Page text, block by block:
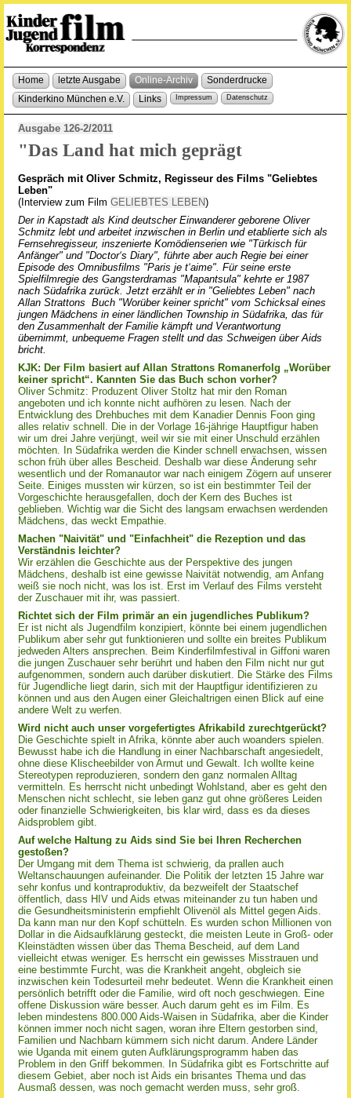
Home letzte Ausgabe Online-Archiv
Sonderdrucke
Kinderkino München e.V.
Links Impressum Datenschutz
Ausgabe 126-2/2011
"Das Land hat mich geprägt
Gespräch mit Oliver Schmitz, Regisseur des Films "Geliebtes
Leben"
(Interview zum Film GELIEBTES LEBEN)
Der in Kapstadt als Kind deutscher Einwanderer geborene Oliver
Schmitz lebt und arbeitet inzwischen in Berlin und etablierte sich als
Fernsehregisseur, inszenierte Komödienserien wie "Türkisch für
Anfänger" und "Doctor‘s Diary", führte aber auch Regie bei einer
Episode des Omnibusfilms "Paris je t‘aime". Für seine erste
Spielfilmregie des Gangsterdramas "Mapantsula" kehrte er 1987
nach Südafrika zurück. Jetzt erzählt er in "Geliebtes Leben" nach
Allan Strattons Buch "Worüber keiner spricht" vom Schicksal eines
jungen Mädchens in einer ländlichen Township in Südafrika, das für
den Zusammenhalt der Familie kämpft und Verantwortung
übernimmt, unbequeme Fragen stellt und das Schweigen über Aids
bricht.
KJK: Der Film basiert auf Allan Strattons Romanerfolg „Worüber
keiner spricht“. Kannten Sie das Buch schon vorher?
Oliver Schmitz: Produzent Oliver Stoltz hat mir den Roman
angeboten und ich konnte nicht aufhören zu lesen. Nach der
Entwicklung des Drehbuches mit dem Kanadier Dennis Foon ging
alles relativ schnell. Die in der Vorlage 16-jährige Hauptfigur haben
wir um drei Jahre verjüngt, weil wir sie mit einer Unschuld erzählen
möchten. In Südafrika werden die Kinder schnell erwachsen, wissen
schon früh über alles Bescheid. Deshalb war diese Änderung sehr
wesentlich und der Romanautor war nach einigem Zögern auf unserer
Seite. Einiges mussten wir kürzen, so ist ein bestimmter Teil der
Vorgeschichte herausgefallen, doch der Kern des Buches ist
geblieben. Wichtig war die Sicht des langsam erwachsen werdenden
Mädchens, das weckt Empathie.
Machen "Naivität" und "Einfachheit" die Rezeption und das
Verständnis leichter?
Wir erzählen die Geschichte aus der Perspektive des jungen
Mädchens, deshalb ist eine gewisse Naivität notwendig, am Anfang
weiß sie noch nicht, was los ist. Erst im Verlauf des Films versteht
der Zuschauer mit ihr, was passiert.
Richtet sich der Film primär an ein jugendliches Publikum?
Er ist nicht als Jugendfilm konzipiert, könnte bei einem jugendlichen
Publikum aber sehr gut funktionieren und sollte ein breites Publikum
jedweden Alters ansprechen. Beim Kinderfilmfestival in Giffoni waren
die jungen Zuschauer sehr berührt und haben den Film nicht nur gut
aufgenommen, sondern auch darüber diskutiert. Die Stärke des Films
für Jugendliche liegt darin, sich mit der Hauptfigur identifizieren zu
können und aus den Augen einer Gleichaltrigen einen Blick auf eine
andere Welt zu werfen.
Wird nicht auch unser vorgefertigtes Afrikabild zurechtgerückt?
Die Geschichte spielt in Afrika, könnte aber auch woanders spielen.
Bewusst habe ich die Handlung in einer Nachbarschaft angesiedelt,
ohne diese Klischeebilder von Armut und Gewalt. Ich wollte keine
Stereotypen reproduzieren, sondern den ganz normalen Alltag
vermitteln. Es herrscht nicht unbedingt Wohlstand, aber es geht den
Menschen nicht schlecht, sie leben ganz gut ohne größeres Leiden
oder finanzielle Schwierigkeiten, bis klar wird, dass es da dieses
Aidsproblem gibt.
Auf welche Haltung zu Aids sind Sie bei Ihren Recherchen
gestoßen?
Der Umgang mit dem Thema ist schwierig, da prallen auch
Weltanschauungen aufeinander. Die Politik der letzten 15 Jahre war
sehr konfus und kontraproduktiv, da bezweifelt der Staatschef
öffentlich, dass HIV und Aids etwas miteinander zu tun haben und
die Gesundheitsministerin empfiehlt Olivenöl als Mittel gegen Aids.
Da kann man nur den Kopf schütteln. Es wurden schon Millionen von
Dollar in die Aidsaufklärung gesteckt, die meisten Leute in Groß- oder
Kleinstädten wissen über das Thema Bescheid, auf dem Land
vielleicht etwas weniger. Es herrscht ein gewisses Misstrauen und
eine bestimmte Furcht, was die Krankheit angeht, obgleich sie
inzwischen kein Todesurteil mehr bedeutet. Wenn die Krankheit einen
persönlich betrifft oder die Familie, wird oft noch geschwiegen. Eine
offene Diskussion wäre besser. Auch darum geht es im Film. Es
leben mindestens 800.000 Aids-Waisen in Südafrika, aber die Kinder
können immer noch nicht sagen, woran ihre Eltern gestorben sind,
Familien und Nachbarn kümmern sich nicht darum. Andere Länder
wie Uganda mit einem guten Aufklärungsprogramm haben das
Problem in den Griff bekommen. In Südafrika gibt es Fortschritte auf
diesem Gebiet, aber noch ist Aids ein brisantes Thema und das
Ausmaß dessen, was noch gemacht werden muss, sehr groß.